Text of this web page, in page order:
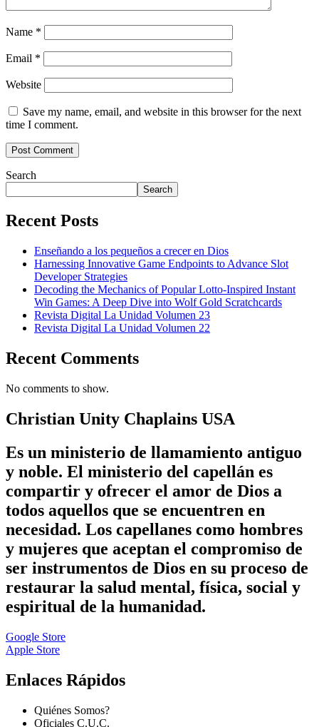
Name *
Email *
Website
Save my name, email, and website in this browser for the next
time I comment.
Search
Search
Recent Posts
Enseñando a los pequeños a crecer en Dios
Harnessing Innovative Game Endpoints to Advance Slot
Developer Strategies
Decoding the Mechanics of Popular Lotto-Inspired Instant
Win Games: A Deep Dive into Wolf Gold Scratchcards
Revista Digital La Unidad Volumen 23
Revista Digital La Unidad Volumen 22
Recent Comments
No comments to show.
Christian Unity Chaplains USA
Es un ministerio de llamamiento antiguo
y noble. El ministerio del capellán es
compartir y ofrecer el amor de Dios a
todos aquellos que se encuentren en
necesidad. Los capellanes como hombres
y mujeres que aceptan el compromiso de
ser instrumentos de Dios en su proceso de
restaurar la salud mental, física, social y
espiritual de la humanidad.
Google Store
Apple Store
Enlaces Rápidos
Quiénes Somos?
Oficiales C.U.C.